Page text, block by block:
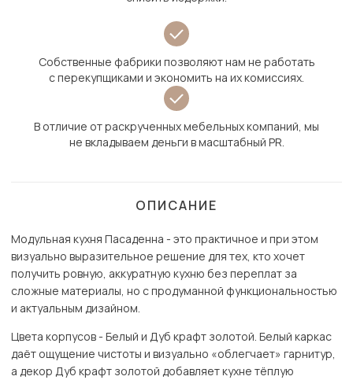
Собственные фабрики позволяют нам не работать
с перекупщиками и экономить на их комиссиях.
В отличие от раскрученных мебельных компаний, мы
не вкладываем деньги в масштабный PR.
ОПИСАНИЕ
Модульная кухня Пасаденна - это практичное и при этом
визуально выразительное решение для тех, кто хочет
получить ровную, аккуратную кухню без переплат за
сложные материалы, но с продуманной функциональностью
и актуальным дизайном.
Цвета корпусов - Белый и Дуб крафт золотой. Белый каркас
даёт ощущение чистоты и визуально «облегчает» гарнитур,
а декор Дуб крафт золотой добавляет кухне тёплую